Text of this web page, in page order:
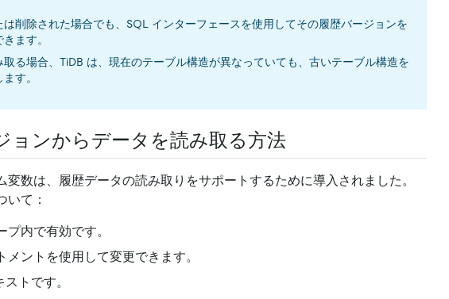
削除された場合でも、SQL インターフェースを使用してその履歴バージョンを
ます。
取る場合、TiDB は、現在のテーブル構造が異なっていても、古いテーブル構造を
す。
ョンからデータを読み取る方法
変数は、履歴データの読み取りをサポートするために導入されました。
いて：
プ内で有効です。
メントを使用して変更できます。
トです。